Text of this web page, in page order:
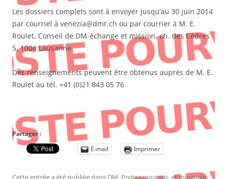
Les dossiers complets sont à envoyer jusqu’au 30 juin 2014
par courriel à venezia@dmr.ch ou par courrier à M. E.
Roulet, Conseil de DM-échange et mission, ch. des Cèdres
5, 1004 Lausanne.
Des renseignements peuvent être obtenus auprès de M. E.
Roulet au tél. +41 (0)21 843 05 76
Partager :
E-mail
Imprimer
Cette entrée a été publiée dans DM, Postes pourvus, et marquée